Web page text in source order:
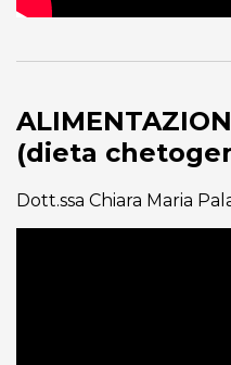
(dieta
Dott.ssa Chiara Maria